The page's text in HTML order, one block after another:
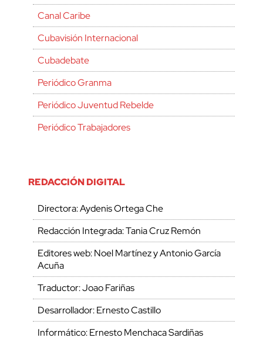
Canal Caribe
Cubavisión Internacional
Cubadebate
Periódico Granma
Periódico Juventud Rebelde
Periódico Trabajadores
REDACCIÓN DIGITAL
Directora: Aydenis Ortega Che
Redacción Integrada: Tania Cruz Remón
Editores web: Noel Martínez y Antonio García
Acuña
Traductor: Joao Fariñas
Desarrollador: Ernesto Castillo
Informático: Ernesto Menchaca Sardiñas